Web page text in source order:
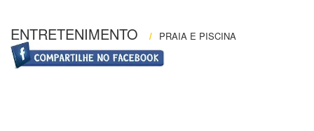
ENTRETENIMENTO / PRAIA E PISCINA